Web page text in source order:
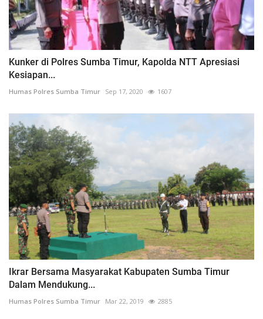
Kunker di Polres Sumba Timur, Kapolda NTT Apresiasi
Kesiapan...
Humas Polres Sumba Timur Sep 17, 2020 1607
Ikrar Bersama Masyarakat Kabupaten Sumba Timur
Dalam Mendukung...
Humas Polres Sumba Timur Mar 22, 2019 2885